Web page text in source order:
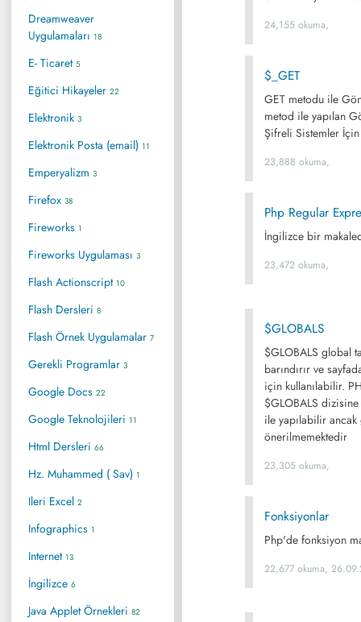
Dreamweaver
Uygulamaları 18
E- Ticaret 5
Eğitici Hikayeler 22
Elektronik 3
Elektronik Posta (email) 11
Emperyalizm 3
Firefox 38
Fireworks 1
Fireworks Uygulaması 3
Flash Actionscript 10
Flash Dersleri 8
Flash Örnek Uygulamalar 7
Gerekli Programlar 3
Google Docs 22
Google Teknolojileri 11
Html Dersleri 66
Hz. Muhammed ( Sav) 1
Ileri Excel 2
Infographics 1
Internet 13
İngilizce 6
Java Applet Örnekleri 82
24,155 okuma,
$_GET
GET metodu ile
metod ile yapılan
Şifreli Sistemler
23,888 okuma,
Php Regular
İngilizce bir
23,472 okuma,
$GLOBALS
$GLOBALS global
barındırır ve
için kullanılabilir.
$GLOBALS
ile yapılabilir ancak
önerilmemektedir
23,305 okuma,
Fonksiyonlar
Php'de fonksiyon
22,677 okuma,